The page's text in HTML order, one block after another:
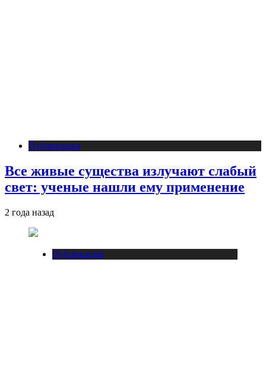
Публикации
Все живые существа излучают слабый
свет: ученые нашли ему применение
2 года назад
Публикации